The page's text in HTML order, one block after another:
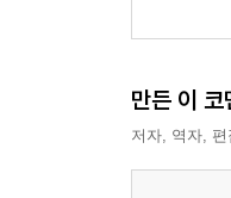
만든 이 코
저자, 역자,